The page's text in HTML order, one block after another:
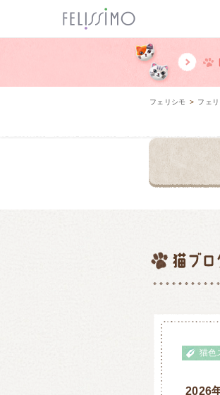
フェリシモ > フェリ
猫色
2026